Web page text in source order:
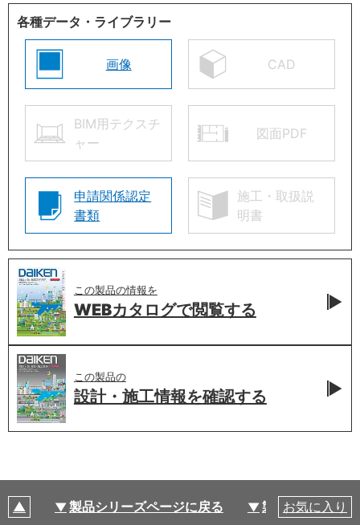
各種データ・ライブラリー
画像 CAD
BIM用テクスチ
ャー
図面PDF
申請関係認定
書類
施工・取扱説
明書
この製品の情報を
WEBカタログで閲覧する
この製品の
設計・施工情報を確認する
製品シリーズページに戻る 製品仕様
お気に入り